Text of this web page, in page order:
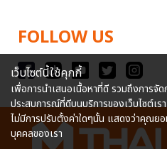
FOLLOW US
เว็บไซต์นี้ใช้คุกกี้
เพื่อการนำเสนอเนื้อหาที่ดี รวมถึงการ
ประสบการณ์ที่ดีบนบริการของเว็บไซต์เร
ไม่มีการปรับตั้งค่าใดๆนั้น แสดงว่าคุณย
บุคคลของเรา